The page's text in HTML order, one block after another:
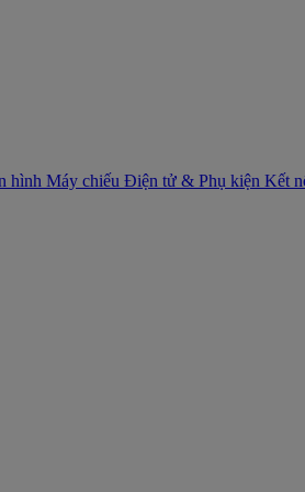
hình Máy chiếu Điện tử & Phụ kiện Kết